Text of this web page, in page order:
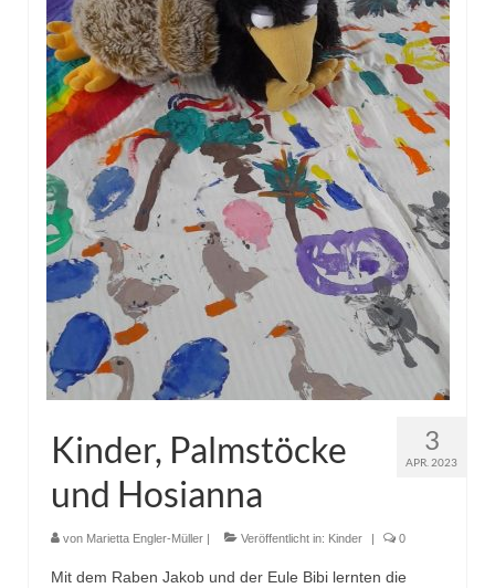
3
APR. 2023
Kinder, Palmstöcke
und Hosianna
von Marietta Engler-Müller | Veröffentlicht in: Kinder | 0
Mit dem Raben Jakob und der Eule Bibi lernten die